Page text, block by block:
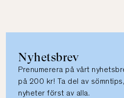
Nyhetsbrev
Prenumerera på vårt
på 200 kr! Ta del av
nyheter först av alla.